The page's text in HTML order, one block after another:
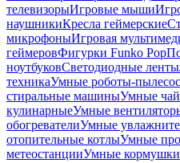
телевизорыИгровые мыши
наушникиКресла геймерские
микрофоныИгровая
геймеровФигурки Funko Pop
ноутбуковСветодиодные ленты
техникаУмные роботы-
стиральные машиныУмные
кулинарныеУмные
обогревателиУмные
отопительные котлыУмные
метеостанцииУмные